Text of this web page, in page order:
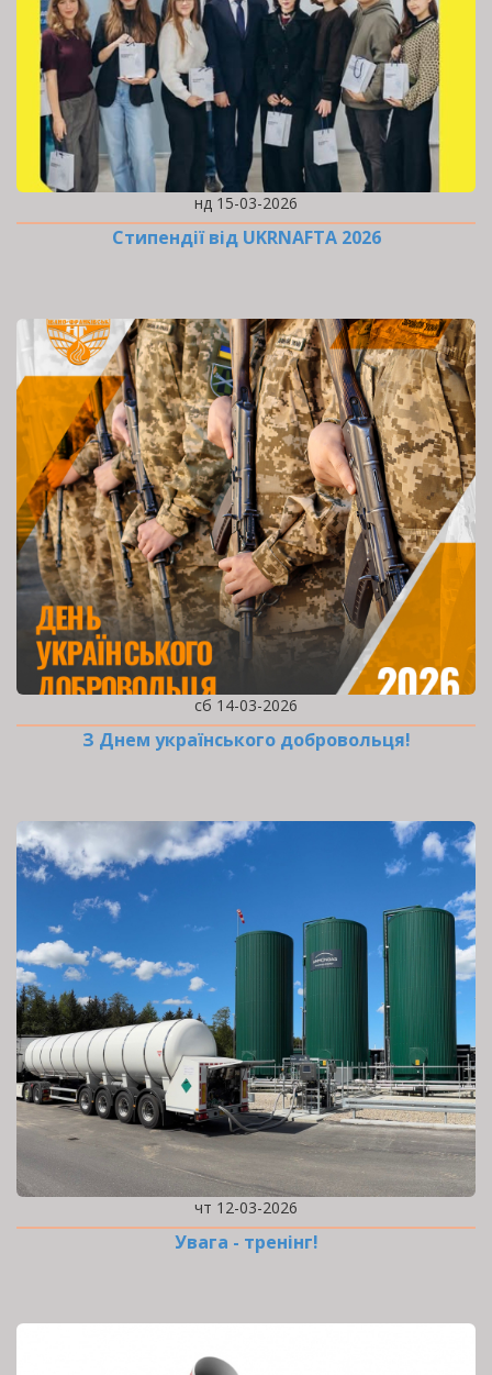
нд 15-03-2026
Стипендії від UKRNAFTA 2026
сб 14-03-2026
З Днем українського добровольця!
чт 12-03-2026
Увага - тренінг!